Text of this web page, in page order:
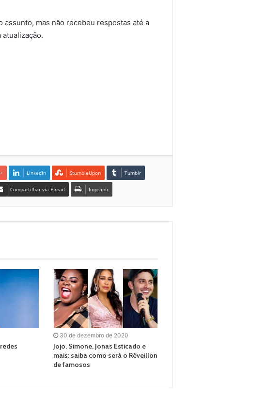
mas não recebeu respostas até a
LinkedIn StumbleUpon Tumblr
Compartilhar via E-mail Imprimir
30 de dezembro de 2020
Jojo, Simone, Jonas Esticado e
mais: saiba como será o Réveillon
de famosos